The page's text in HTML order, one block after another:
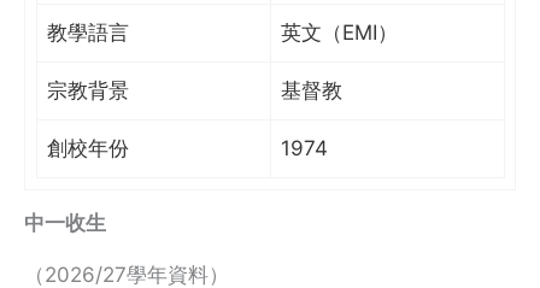
教學語言 英文（EMI）
宗教背景 基督教
創校年份 1974
中一收生
（2026/27學年資料）